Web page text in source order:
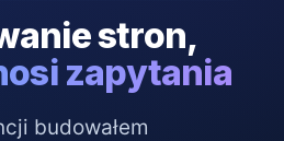
stron,
zapytania
budowałem